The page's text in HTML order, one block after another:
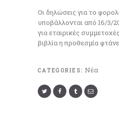
Οι δηλώσεις για το
υποβάλλονται από 16/3/
για εταιρικές
βιβλία η προθεσμία
CATEGORIES: Νέα